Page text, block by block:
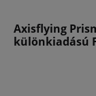
Axisflying
különkiadású